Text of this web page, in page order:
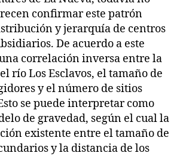
confirmar este patrón
y jerarquía de centros
De acuerdo a este
correlación inversa entre la
río Los Esclavos, el tamaño de
y el número de sitios
se puede interpretar como
de gravedad, según el cual la
existente entre el tamaño de
y la distancia de los